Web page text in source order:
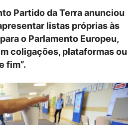
Partido da Terra anunciou
listas próprias às
o Parlamento Europeu,
coligações, plataformas ou
fim”.